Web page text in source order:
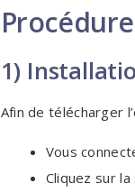
Procédure
1)
Afin de télécharger
Vous
Cliquez sur